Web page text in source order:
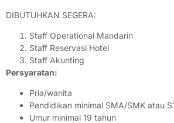
DIBUTUHKAN SEGERA:
Staff Operational Mandarin
Staff Reservasi Hotel
Staff Akunting
Persyaratan:
Pria/wanita
Pendidikan minimal SMA/SMK atau
Umur minimal 19 tahun